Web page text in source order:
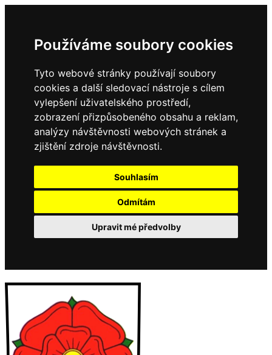
Používáme soubory cookies
Tyto webové stránky používají soubory
cookies a další sledovací nástroje s cílem
vylepšení uživatelského prostředí,
zobrazení přizpůsobeného obsahu a reklam,
analýzy návštěvnosti webových stránek a
zjištění zdroje návštěvnosti.
Souhlasím
Odmítám
Upravit mé předvolby